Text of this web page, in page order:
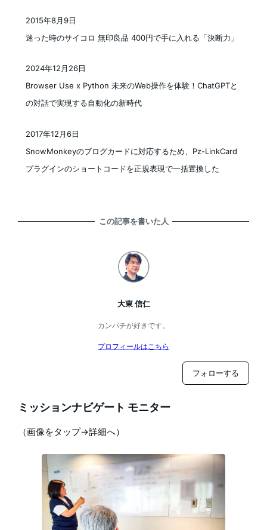
迷った時のサイコロ 無印良品 400円で手に入れる「決断力」
2015年8月9日
Browser Use x Python 未来のWeb操作を体験！ChatGPTと
の対話で実現する自動化の新時代
2024年12月26日
SnowMonkeyのブログカードに対応するため、Pz-LinkCard
プラグインのショートコードを正規表現で一括置換した
2017年12月6日
この記事を書いた人
大東 信仁
カンパチが好きです。
プロフィールはこちら
フォローする
ミッションナビゲート モニター
（画像をタップ→詳細へ）